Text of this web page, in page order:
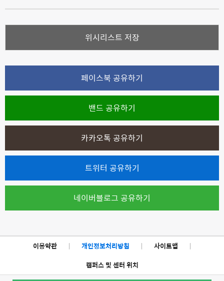
위시리스트 저장
페이스북 공유하기
밴드 공유하기
카카오톡 공유하기
트위터 공유하기
네이버블로그 공유하기
이용약관 | 개인정보처리방침 | 사이트맵
|
캠퍼스 및 센터 위치